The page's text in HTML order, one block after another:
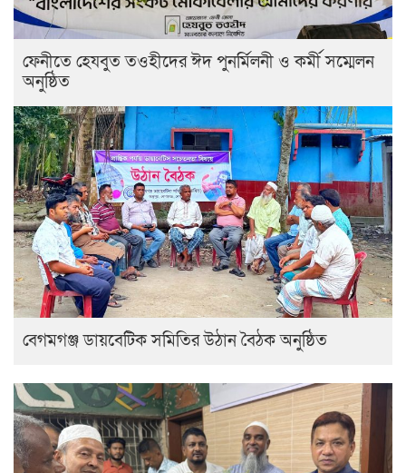
ফেনীতে হেযবুত তওহীদের ঈদ পুনর্মিলনী ও কর্মী সম্মেলন
অনুষ্ঠিত
বেগমগঞ্জ ডায়বেটিক সমিতির উঠান বৈঠক অনুষ্ঠিত